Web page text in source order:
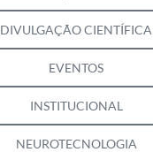
DIVULGAÇÃO CIENTÍFICA
EVENTOS
INSTITUCIONAL
NEUROTECNOLOGIA